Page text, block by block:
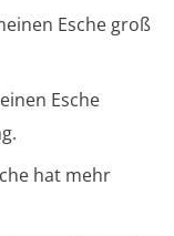
Esche groß
Esche
hat mehr